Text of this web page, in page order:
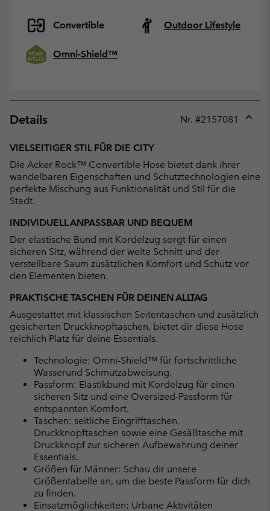
Convertible Outdoor Lifestyle
Omni-Shield™
Details Nr. #2157081
VIELSEITIGER STIL FÜR DIE CITY
Die Acker Rock™ Convertible Hose bietet dank ihrer
wandelbaren Eigenschaften und Schutztechnologien eine
perfekte Mischung aus Funktionalität und Stil für die
Stadt.
INDIVIDUELL ANPASSBAR UND BEQUEM
Der elastische Bund mit Kordelzug sorgt für einen
sicheren Sitz, während der weite Schnitt und der
verstellbare Saum zusätzlichen Komfort und Schutz vor
den Elementen bieten.
PRAKTISCHE TASCHEN FÜR DEINEN ALLTAG
Ausgestattet mit klassischen Seitentaschen und zusätzlich
gesicherten Druckknopftaschen, bietet dir diese Hose
reichlich Platz für deine Essentials.
Technologie: Omni-Shield™ für fortschrittliche
Wasserund Schmutzabweisung.
Passform: Elastikbund mit Kordelzug für einen
sicheren Sitz und eine Oversized-Passform für
entspannten Komfort.
Taschen: seitliche Eingrifftaschen,
Druckknopftaschen sowie eine Gesäßtasche mit
Druckknopf zur sicheren Aufbewahrung deiner
Essentials.
Größen für Männer: Schau dir unsere
Größentabelle an, um die beste Passform für dich
zu finden.
Einsatzmöglichkeiten: Urbane Aktivitäten